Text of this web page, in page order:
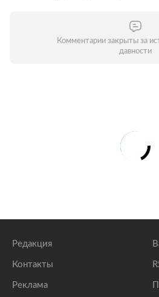
Комментарии закрыты за
давности
Редакция
Контакты
Реклама